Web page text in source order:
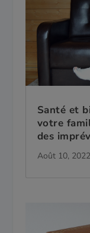
Santé et
votre
des
Août 10, 2022